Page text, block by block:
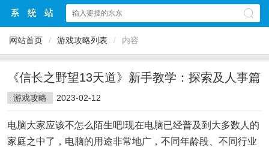
网站首页 / 游戏攻略列表 / 内容
《信长之野望13天道》新手教学：探索及人事篇
游戏攻略 2023-02-12
电脑大家应该不怎么陌生吧!现在电脑已经普及到大多数人的
家庭之中了，电脑的用途非常地广，不同年龄段、不同行业